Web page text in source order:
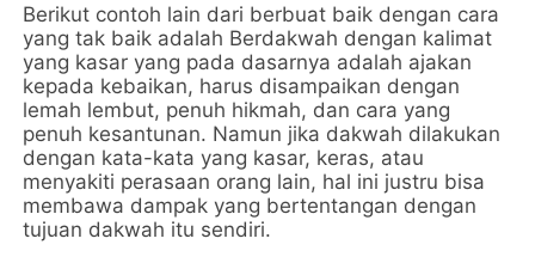
Berikut contoh lain dari berbuat baik dengan cara
yang tak baik adalah Berdakwah dengan kalimat
yang kasar yang pada dasarnya adalah ajakan
kepada kebaikan, harus disampaikan dengan
lemah lembut, penuh hikmah, dan cara yang
penuh kesantunan. Namun jika dakwah dilakukan
dengan kata-kata yang kasar, keras, atau
menyakiti perasaan orang lain, hal ini justru bisa
membawa dampak yang bertentangan dengan
tujuan dakwah itu sendiri.